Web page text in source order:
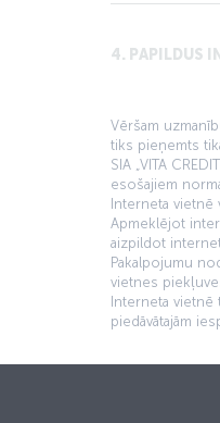
4. PAPILDUS
Vēršam
tiks pieņemts
SIA „VITA
esošajiem
Interneta vietnē
Apmeklējot
aizpildot
Pakalpojumu
vietnes
Interneta
piedāvātajām